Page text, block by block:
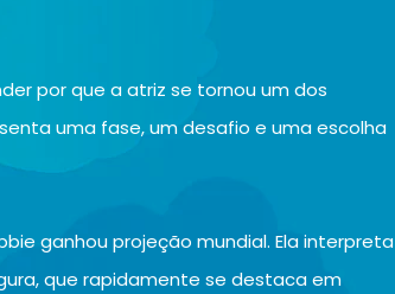
por que a atriz se tornou um dos
uma fase, um desafio e uma escolha
ganhou projeção mundial. Ela interpreta
que rapidamente se destaca em